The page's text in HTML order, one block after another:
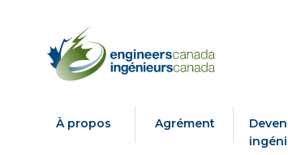
À propos Agrément